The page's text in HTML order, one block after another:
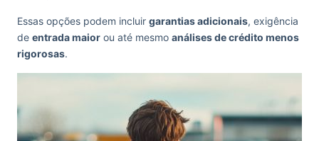
Essas opções podem incluir garantias adicionais, exigência
de entrada maior ou até mesmo análises de crédito menos
rigorosas.